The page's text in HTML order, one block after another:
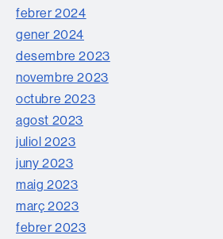
febrer 2024
gener 2024
desembre 2023
novembre 2023
octubre 2023
agost 2023
juliol 2023
juny 2023
maig 2023
març 2023
febrer 2023